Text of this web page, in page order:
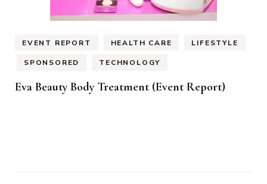
EVENT REPORT HEALTH CARE LIFESTYLE
SPONSORED TECHNOLOGY
Eva Beauty Body Treatment (Event Report)